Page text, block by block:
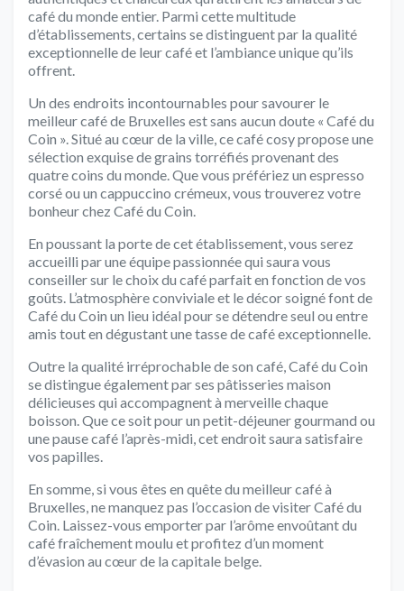
café du monde entier. Parmi cette multitude
d’établissements, certains se distinguent par la qualité
exceptionnelle de leur café et l’ambiance unique qu’ils
offrent.
Un des endroits incontournables pour savourer le
meilleur café de Bruxelles est sans aucun doute « Café du
Coin ». Situé au cœur de la ville, ce café cosy propose une
sélection exquise de grains torréfiés provenant des
quatre coins du monde. Que vous préfériez un espresso
corsé ou un cappuccino crémeux, vous trouverez votre
bonheur chez Café du Coin.
En poussant la porte de cet établissement, vous serez
accueilli par une équipe passionnée qui saura vous
conseiller sur le choix du café parfait en fonction de vos
goûts. L’atmosphère conviviale et le décor soigné font de
Café du Coin un lieu idéal pour se détendre seul ou entre
amis tout en dégustant une tasse de café exceptionnelle.
Outre la qualité irréprochable de son café, Café du Coin
se distingue également par ses pâtisseries maison
délicieuses qui accompagnent à merveille chaque
boisson. Que ce soit pour un petit-déjeuner gourmand ou
une pause café l’après-midi, cet endroit saura satisfaire
vos papilles.
En somme, si vous êtes en quête du meilleur café à
Bruxelles, ne manquez pas l’occasion de visiter Café du
Coin. Laissez-vous emporter par l’arôme envoûtant du
café fraîchement moulu et profitez d’un moment
d’évasion au cœur de la capitale belge.